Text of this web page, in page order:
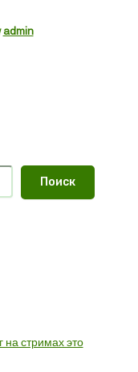
admin
Поиск
на стримах это